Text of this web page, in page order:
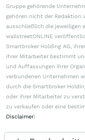
Gruppe gehörende
gehören nicht der Redaktion
ausschließlich die jeweiligen
wallstreetONLINE
Smartbroker Holding AG,
ihrer Mitarbeiter bestimmt
und Auffassungen ihrer
verbundenen Unternehmen
durch die Smartbroker
oder ihrer Mitarbeiter zu
zu verkaufen oder eine
Disclaimer)